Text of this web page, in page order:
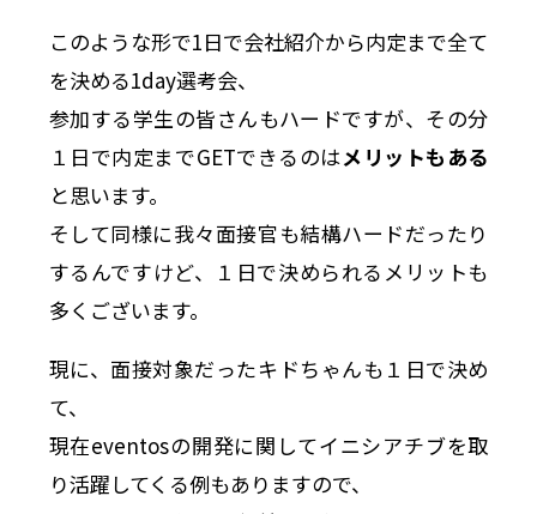
このような形で1日で会社紹介から内定まで全て
を決める1day選考会、
参加する学生の皆さんもハードですが、その分
１日で内定までGETできるのはメリットもある
と思います。
そして同様に我々面接官も結構ハードだったり
するんですけど、１日で決められるメリットも
多くございます。
現に、面接対象だったキドちゃんも１日で決め
て、
現在eventosの開発に関してイニシアチブを取
り活躍してくる例もありますので、